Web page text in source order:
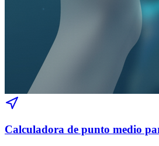
Calculadora de punto medio